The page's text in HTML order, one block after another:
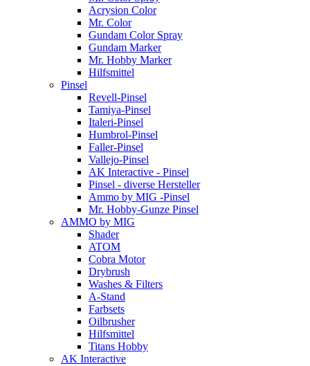
Acrysion Color
Mr. Color
Gundam Color Spray
Gundam Marker
Mr. Hobby Marker
Hilfsmittel
Pinsel
Revell-Pinsel
Tamiya-Pinsel
Italeri-Pinsel
Humbrol-Pinsel
Faller-Pinsel
Vallejo-Pinsel
AK Interactive - Pinsel
Pinsel - diverse Hersteller
Ammo by MIG -Pinsel
Mr. Hobby-Gunze Pinsel
AMMO by MIG
Shader
ATOM
Cobra Motor
Drybrush
Washes & Filters
A-Stand
Farbsets
Oilbrusher
Hilfsmittel
Titans Hobby
AK Interactive